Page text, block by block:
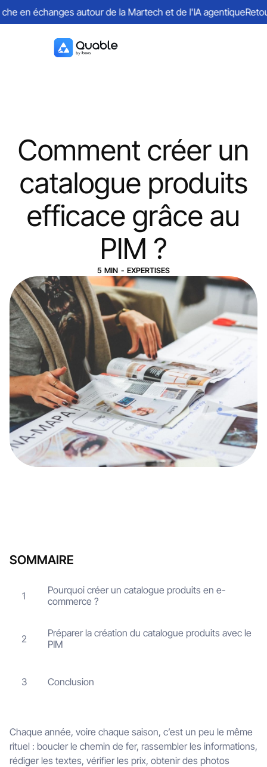
Comment créer un
catalogue produits
efficace grâce au
PIM ?
5 MIN - EXPERTISES
SOMMAIRE
1
Pourquoi créer un catalogue produits en e-
commerce ?
2
Préparer la création du catalogue produits avec le
PIM
3 Conclusion
Chaque année, voire chaque saison, c’est un peu le même
rituel : boucler le chemin de fer, rassembler les informations,
rédiger les textes, vérifier les prix, obtenir des photos
échanges autour de la Martech et de l'IA agentiqueRetours